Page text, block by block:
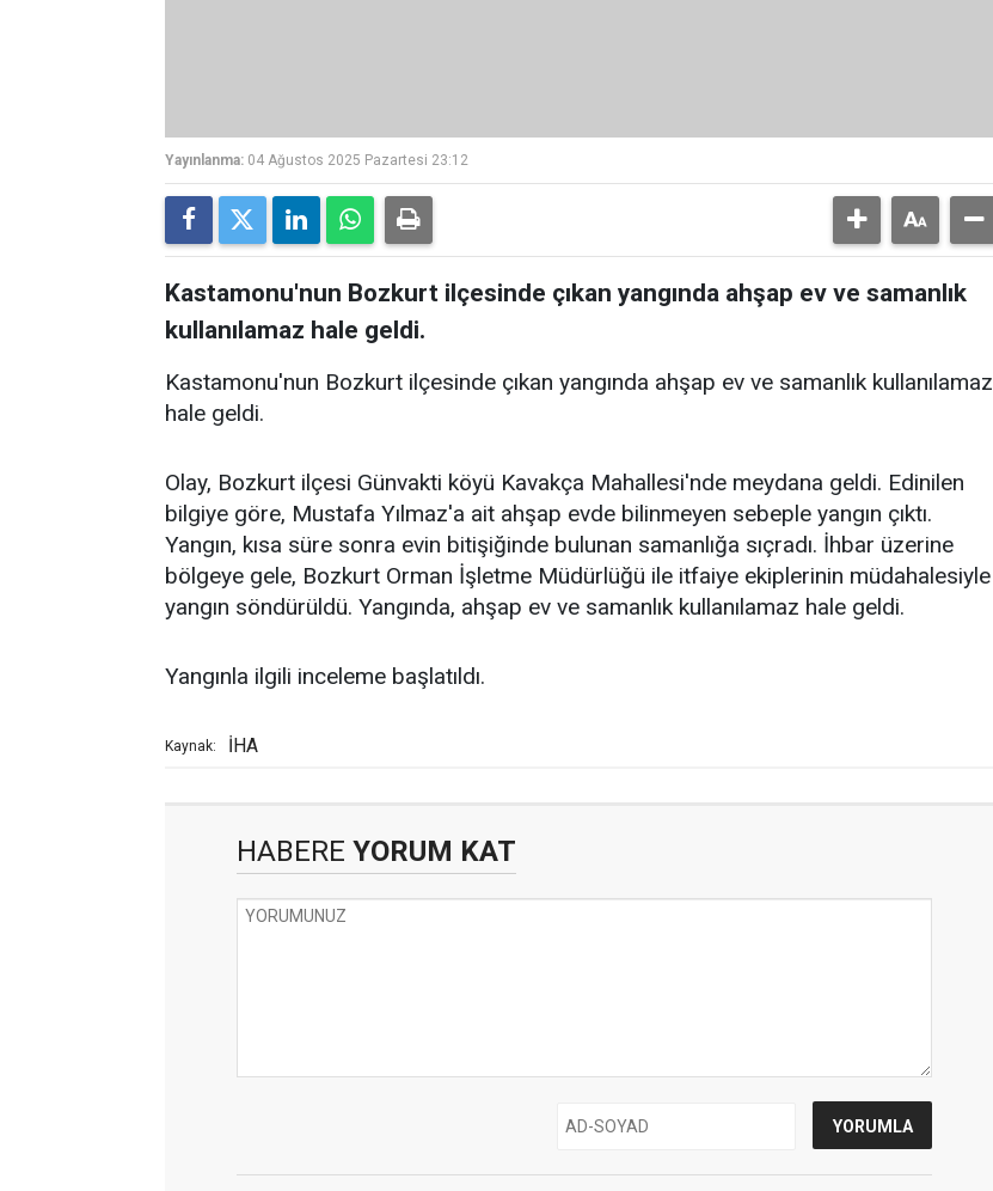
Yayınlanma: 04 Ağustos 2025 Pazartesi 23:12
Kastamonu'nun Bozkurt ilçesinde çıkan yangında ahşap ev ve samanlık
kullanılamaz hale geldi.
Kastamonu'nun Bozkurt ilçesinde çıkan yangında ahşap ev ve samanlık kullanılamaz
hale geldi.
Olay, Bozkurt ilçesi Günvakti köyü Kavakça Mahallesi'nde meydana geldi. Edinilen
bilgiye göre, Mustafa Yılmaz'a ait ahşap evde bilinmeyen sebeple yangın çıktı.
Yangın, kısa süre sonra evin bitişiğinde bulunan samanlığa sıçradı. İhbar üzerine
bölgeye gele, Bozkurt Orman İşletme Müdürlüğü ile itfaiye ekiplerinin müdahalesiyle
yangın söndürüldü. Yangında, ahşap ev ve samanlık kullanılamaz hale geldi.
Yangınla ilgili inceleme başlatıldı.
Kaynak: İHA
HABERE YORUM KAT